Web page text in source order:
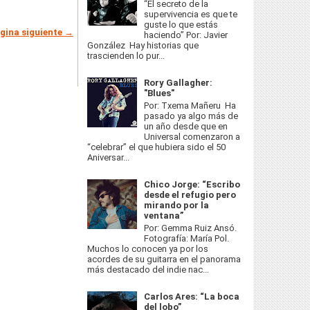
siguiente →
“El secreto de la
supervivencia es que te
guste lo que estás
haciendo” Por: Javier
González Hay historias que
trascienden lo pur...
Rory Gallagher:
"Blues"
Por: Txema Mañeru Ha
pasado ya algo más de
un año desde que en
Universal comenzaron a
“celebrar” el que hubiera sido el 50
Aniversar...
Chico Jorge: “Escribo
desde el refugio pero
mirando por la
ventana”
Por: Gemma Ruiz Ansó.
Fotografía: María Pol.
Muchos lo conocen ya por los
acordes de su guitarra en el panorama
más destacado del indie nac...
Carlos Ares: “La boca
del lobo”